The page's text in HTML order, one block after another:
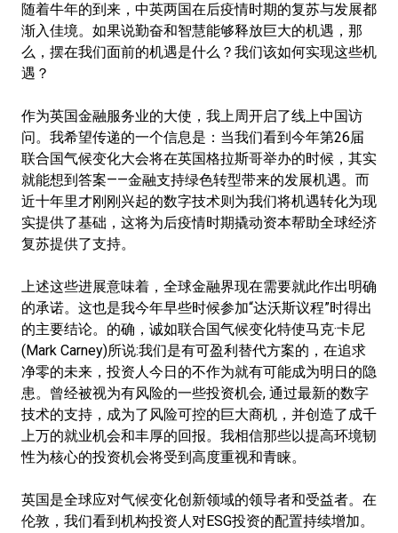
随着牛年的到来，中英两国在后疫情时期的复苏与发展都
渐入佳境。如果说勤奋和智慧能够释放巨大的机遇，那
么，摆在我们面前的机遇是什么？我们该如何实现这些机
遇？
作为英国金融服务业的大使，我上周开启了线上中国访
问。我希望传递的一个信息是：当我们看到今年第26届
联合国气候变化大会将在英国格拉斯哥举办的时候，其实
就能想到答案——金融支持绿色转型带来的发展机遇。而
近十年里才刚刚兴起的数字技术则为我们将机遇转化为现
实提供了基础，这将为后疫情时期撬动资本帮助全球经济
复苏提供了支持。
上述这些进展意味着，全球金融界现在需要就此作出明确
的承诺。这也是我今年早些时候参加“达沃斯议程”时得出
的主要结论。的确，诚如联合国气候变化特使马克·卡尼
(Mark Carney)所说:我们是有可盈利替代方案的，在追求
净零的未来，投资人今日的不作为就有可能成为明日的隐
患。曾经被视为有风险的一些投资机会, 通过最新的数字
技术的支持，成为了风险可控的巨大商机，并创造了成千
上万的就业机会和丰厚的回报。我相信那些以提高环境韧
性为核心的投资机会将受到高度重视和青睐。
英国是全球应对气候变化创新领域的领导者和受益者。在
伦敦，我们看到机构投资人对ESG投资的配置持续增加。